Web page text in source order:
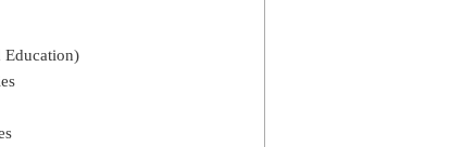
Education)